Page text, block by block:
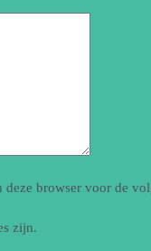
browser voor de
zijn.